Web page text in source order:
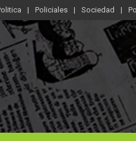
Policiales Sociedad